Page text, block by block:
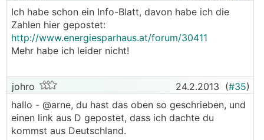
Ich habe schon ein Info-Blatt, davon habe ich die
Zahlen hier gepostet:
http://www.energiesparhaus.at/forum/30411
Mehr habe ich leider nicht!
johro 24.2.2013 (#35)
hallo - @arne, du hast das oben so geschrieben, und
einen link aus D gepostet, dass ich dachte du
kommst aus Deutschland.